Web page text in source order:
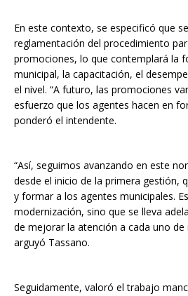
En este contexto, se especificó que
reglamentación del procedimiento
promociones, lo que contemplará la
municipal, la capacitación, el
el nivel. “A futuro, las promociones
esfuerzo que los agentes hacen en
ponderó el intendente.
“Así, seguimos avanzando en este
desde el inicio de la primera gestión,
y formar a los agentes municipales.
modernización, sino que se lleva
de mejorar la atención a cada uno de
arguyó Tassano.
Seguidamente, valoró el trabajo